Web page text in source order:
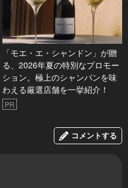
「モエ・エ・シャンドン」が贈
る、2026年夏の特別なプロモー
ション。極上のシャンパンを味
わえる厳選店舗を一挙紹介！
PR
コメントする